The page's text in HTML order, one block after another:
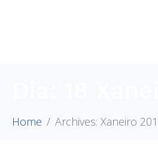
Home Archives: Xaneiro